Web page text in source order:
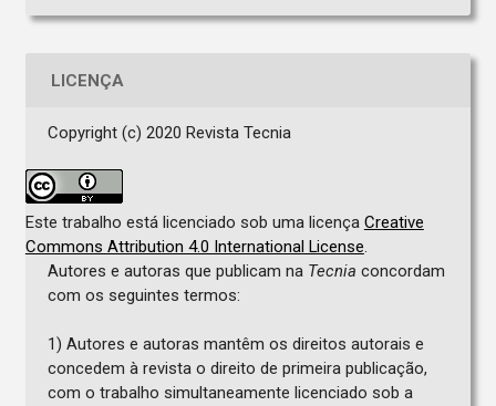
LICENÇA
Copyright (c) 2020 Revista Tecnia
Este trabalho está licenciado sob uma licença Creative
Commons Attribution 4.0 International License.
Autores e autoras que publicam na Tecnia concordam
com os seguintes termos:
1) Autores e autoras mantêm os direitos autorais e
concedem à revista o direito de primeira publicação,
com o trabalho simultaneamente licenciado sob a